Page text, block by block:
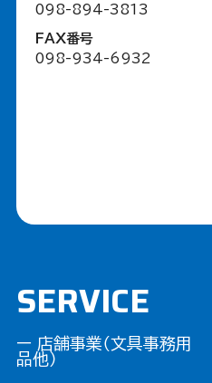
098-894-3813
FAX番号
098-934-6932
SERVICE
ー 店舗事業（文具事務用
品他）